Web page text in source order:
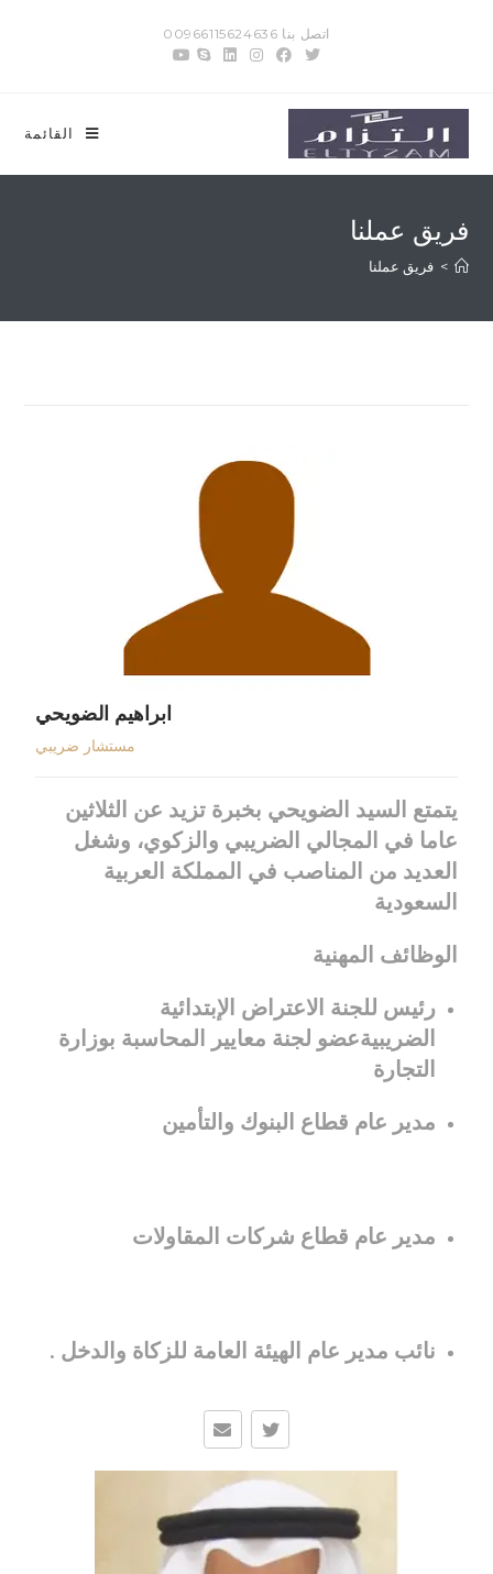
اتصل بنا 00966115624636
القائمة
فريق عملنا
> فريق عملنا
ابراهيم الضويحي
مستشار ضريبي
يتمتع السيد الضويحي بخبرة تزيد عن الثلاثين
عاما في المجالي الضريبي والزكوي، وشغل
العديد من المناصب في المملكة العربية
السعودية
الوظائف المهنية
رئيس للجنة الاعتراض الإبتدائية
الضريبيةعضو لجنة معايير المحاسبة بوزارة
التجارة
مدير عام قطاع البنوك والتأمين
مدير عام قطاع شركات المقاولات
نائب مدير عام الهيئة العامة للزكاة والدخل .